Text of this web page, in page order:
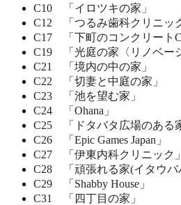
C10 「イロツキの家」
C12 「つるみ歯科クリニッ
C17 「下町のコンクリート
C19 「光庭の家〈リノベー
C21 「境内の中の家」
C22 「切妻と中庭の家」
C23 「池を望む家」
C24 「Ohana」
C25 「ドタバタ広場のある
C26 「Epic Games Japan」
C27 「伊東内科クリニック」
C28 「頑張れる家(イタウバ
C29 「Shabby House」
C31 「四丁目の家」